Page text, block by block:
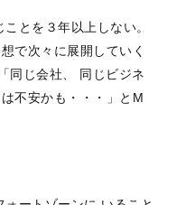
とを３年以上しない。
で次々に展開していく
同じ会社、 同じビジネ
不安かも・・・」とM